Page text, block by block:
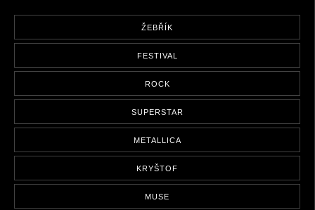
ŽEBŘÍK
FESTIVAL
ROCK
SUPERSTAR
METALLICA
KRYŠTOF
MUSE